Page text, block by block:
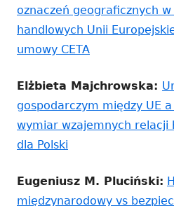
oznaczeń geograficznych
handlowych Unii
umowy CETA
Elżbieta Majchrowska:
gospodarczym między UE
wymiar wzajemnych relacji
dla Polski
Eugeniusz M. Pluciński:
międzynarodowy vs